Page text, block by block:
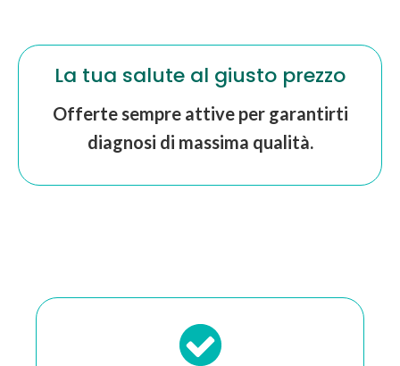
La tua salute al giusto prezzo
Offerte sempre attive per garantirti
diagnosi di massima qualità.